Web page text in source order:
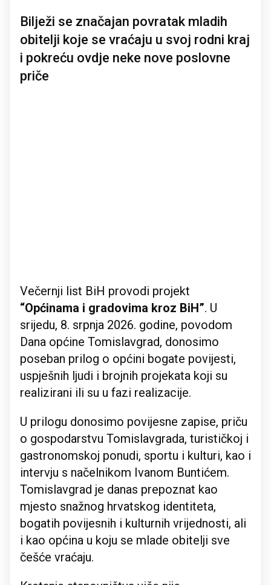
Bilježi se značajan povratak mladih
obitelji koje se vraćaju u svoj rodni kraj
i pokreću ovdje neke nove poslovne
priče
Večernji list BiH provodi projekt
“Općinama i gradovima kroz BiH”. U
srijedu, 8. srpnja 2026. godine, povodom
Dana općine Tomislavgrad, donosimo
poseban prilog o općini bogate povijesti,
uspješnih ljudi i brojnih projekata koji su
realizirani ili su u fazi realizacije.
U prilogu donosimo povijesne zapise, priču
o gospodarstvu Tomislavgrada, turističkoj i
gastronomskoj ponudi, sportu i kulturi, kao i
intervju s načelnikom Ivanom Buntićem.
Tomislavgrad je danas prepoznat kao
mjesto snažnog hrvatskog identiteta,
bogatih povijesnih i kulturnih vrijednosti, ali
i kao općina u koju se mlade obitelji sve
češće vraćaju.